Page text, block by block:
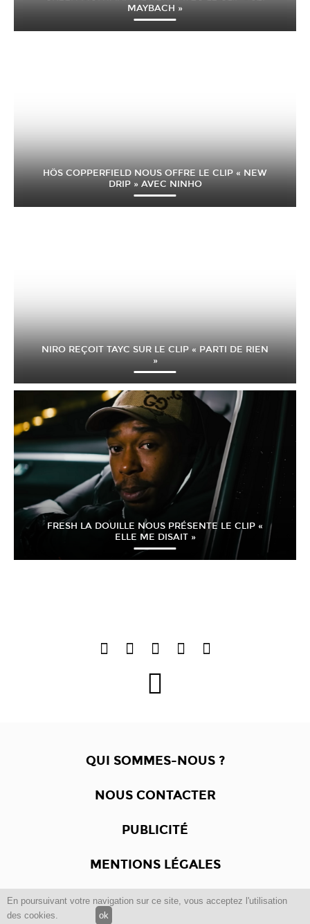
En poursuivant votre navigation sur ce site, vous acceptez l'utilisation
des cookies.
ok
MAYBACH »
HÖS COPPERFIELD NOUS OFFRE LE CLIP « NEW
DRIP » AVEC NINHO
NIRO REÇOIT TAYC SUR LE CLIP « PARTI DE RIEN
»
FRESH LA DOUILLE NOUS PRÉSENTE LE CLIP «
ELLE ME DISAIT »
QUI SOMMES-NOUS ?
NOUS CONTACTER
PUBLICITÉ
MENTIONS LÉGALES
Copyright © 2012 -2017Dewalgo- Tous droits réservés.